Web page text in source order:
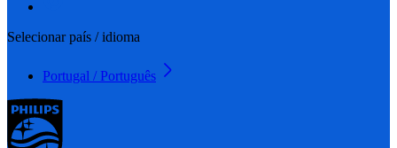
Selecionar país / idioma
Portugal / Português